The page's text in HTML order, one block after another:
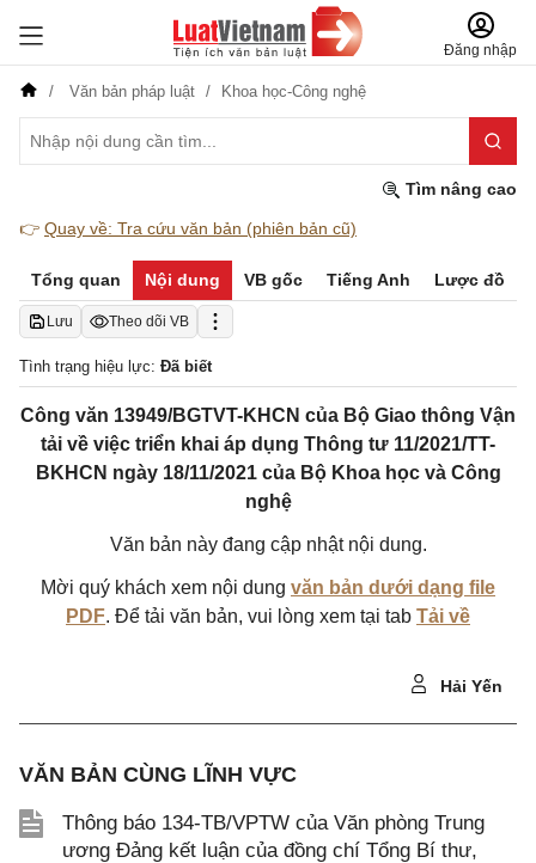
Đăng nhập
Văn bản pháp luật Khoa học-Công nghệ
Tìm nâng cao
👉 Quay về: Tra cứu văn bản (phiên bản cũ)
Tổng quan Nội dung VB gốc Tiếng Anh Lược đồ
Lưu Theo dõi VB
Tình trạng hiệu lực: Đã biết
Công văn 13949/BGTVT-KHCN của Bộ Giao thông Vận
tải về việc triển khai áp dụng Thông tư 11/2021/TT-
BKHCN ngày 18/11/2021 của Bộ Khoa học và Công
nghệ
Văn bản này đang cập nhật nội dung.
Mời quý khách xem nội dung văn bản dưới dạng file
PDF. Để tải văn bản, vui lòng xem tại tab Tải về
Hải Yến
VĂN BẢN CÙNG LĨNH VỰC
Thông báo 134-TB/VPTW của Văn phòng Trung
ương Đảng kết luận của đồng chí Tổng Bí thư,